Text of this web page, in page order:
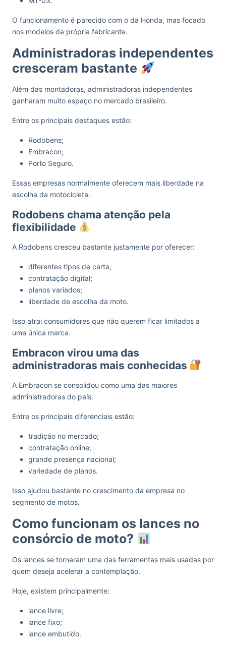
O funcionamento é parecido com o da Honda, mas focado
nos modelos da própria fabricante.
Administradoras independentes
cresceram bastante
Além das montadoras, administradoras independentes
ganharam muito espaço no mercado brasileiro.
Entre os principais destaques estão:
Rodobens;
Embracon;
Porto Seguro.
Essas empresas normalmente oferecem mais liberdade na
escolha da motocicleta.
Rodobens chama atenção pela
flexibilidade
A Rodobens cresceu bastante justamente por oferecer:
diferentes tipos de carta;
contratação digital;
planos variados;
liberdade de escolha da moto.
Isso atrai consumidores que não querem ficar limitados a
uma única marca.
Embracon virou uma das
administradoras mais conhecidas
A Embracon se consolidou como uma das maiores
administradoras do país.
Entre os principais diferenciais estão:
tradição no mercado;
contratação online;
grande presença nacional;
variedade de planos.
Isso ajudou bastante no crescimento da empresa no
segmento de motos.
Como funcionam os lances no
consórcio de moto?
Os lances se tornaram uma das ferramentas mais usadas por
quem deseja acelerar a contemplação.
Hoje, existem principalmente:
lance livre;
lance fixo;
lance embutido.